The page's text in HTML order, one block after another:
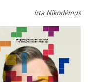
írta Nikodémus